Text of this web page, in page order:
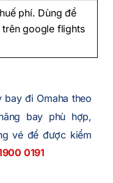
phí. Dùng để
google flights
đi Omaha theo
bay phù hợp,
vé để được kiểm
0191